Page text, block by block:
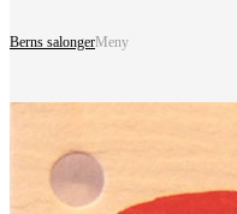
Berns salongerMeny